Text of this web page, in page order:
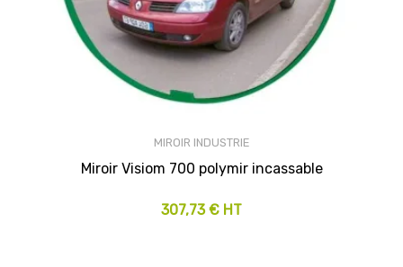
MIROIR INDUSTRIE
Miroir Visiom 700 polymir incassable
307,73 € HT